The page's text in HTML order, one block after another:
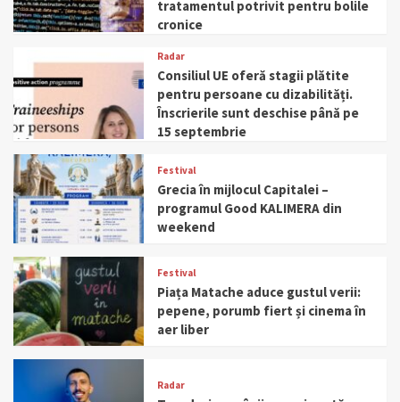
tratamentul potrivit pentru bolile
cronice
Radar
Consiliul UE oferă stagii plătite
pentru persoane cu dizabilități.
Înscrierile sunt deschise până pe
15 septembrie
Festival
Grecia în mijlocul Capitalei –
programul Good KALIMERA din
weekend
Festival
Piața Matache aduce gustul verii:
pepene, porumb fiert și cinema în
aer liber
Radar